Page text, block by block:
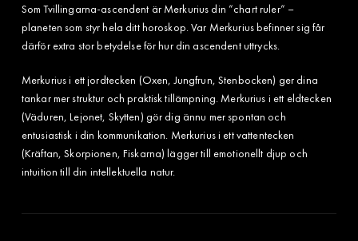
Som Tvillingarna-ascendent är Merkurius din ”chart ruler” –
planeten som styr hela ditt horoskop. Var Merkurius befinner sig får
därför extra stor betydelse för hur din ascendent uttrycks.
Merkurius i ett jordtecken (Oxen, Jungfrun, Stenbocken) ger dina
tankar mer struktur och praktisk tillämpning. Merkurius i ett eldtecken
(Väduren, Lejonet, Skytten) gör dig ännu mer spontan och
entusiastisk i din kommunikation. Merkurius i ett vattentecken
(Kräftan, Skorpionen, Fiskarna) lägger till emotionellt djup och
intuition till din intellektuella natur.